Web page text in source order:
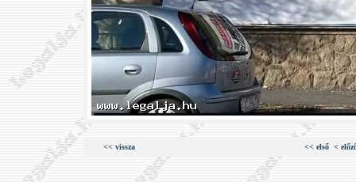
<< vissza << első <